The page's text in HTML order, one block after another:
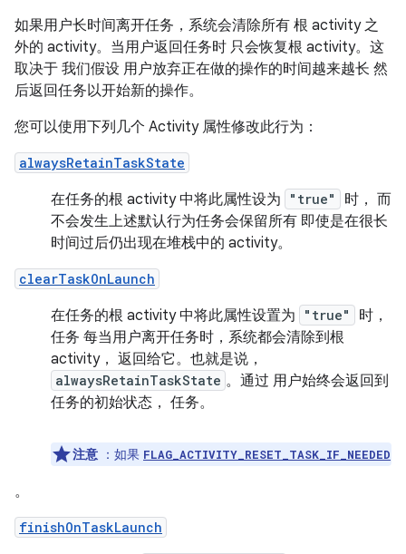
如果用户长时间离开任务，系统会清除所有 根 activity 之
外的 activity。当用户返回任务时 只会恢复根 activity。这
取决于 我们假设 用户放弃正在做的操作的时间越来越长 然
后返回任务以开始新的操作。
您可以使用下列几个 Activity 属性修改此行为：
alwaysRetainTaskState
在任务的根 activity 中将此属性设为 "true"
时， 而
不会发生上述默认行为任务会保留所有 即使是在很长
时间过后仍出现在堆栈中的 activity。
clearTaskOnLaunch
在任务的根 activity 中将此属性设置为 "true"
时，
任务 每当用户离开任务时，系统都会清除到根
activity， 返回给它。也就是说，
alwaysRetainTaskState 。通过 用户始终会返回到
任务的初始状态， 任务。
注意 ：如果 FLAG_ACTIVITY_RESET_TASK_IF_NEEDED
。
finishOnTaskLaunch